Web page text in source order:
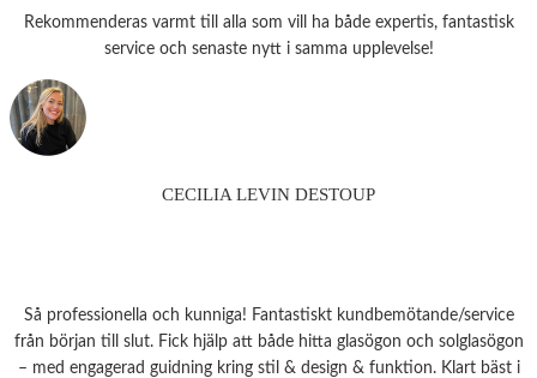
Rekommenderas varmt till alla som vill ha både expertis, fantastisk
service och senaste nytt i samma upplevelse!
CECILIA LEVIN DESTOUP
Så professionella och kunniga! Fantastiskt kundbemötande/service
från början till slut. Fick hjälp att både hitta glasögon och solglasögon
– med engagerad guidning kring stil & design & funktion. Klart bäst i